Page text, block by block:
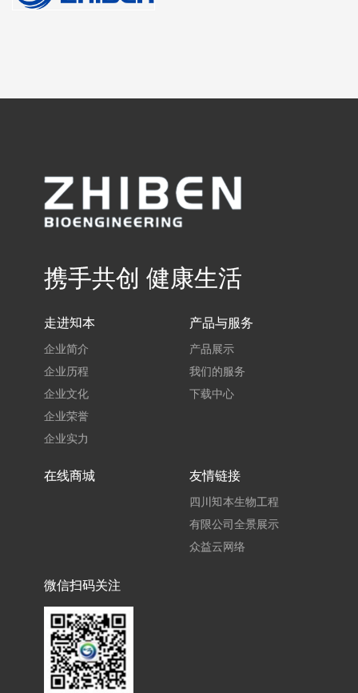
携手共创 健康生活
走进知本
企业简介
企业历程
企业文化
企业荣誉
企业实力
产品与服务
产品展示
我们的服务
下载中心
在线商城 友情链接
四川知本生物工程
有限公司全景展示
众益云网络
微信扫码关注